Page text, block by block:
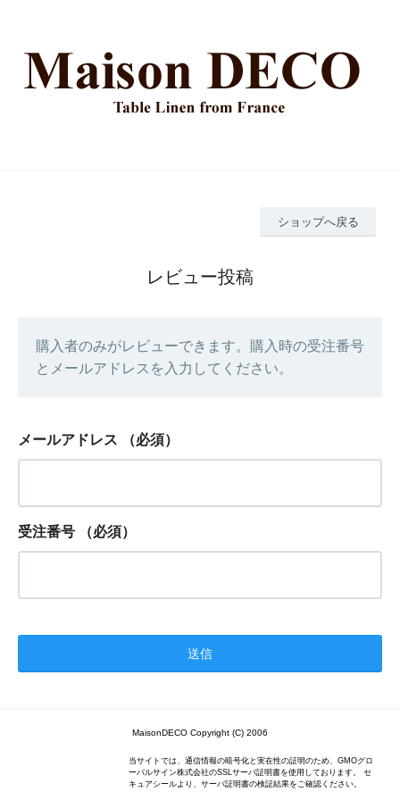
ショップへ戻る
レビュー投稿
購入者のみがレビューできます。購入時の受注番号
とメールアドレスを入力してください。
メールアドレス （必須）
受注番号 （必須）
MaisonDECO Copyright (C) 2006
当サイトでは、通信情報の暗号化と実在性の証明のため、GMOグロ
ーバルサイン株式会社のSSLサーバ証明書を使用しております。 セ
キュアシールより、サーバ証明書の検証結果をご確認ください。